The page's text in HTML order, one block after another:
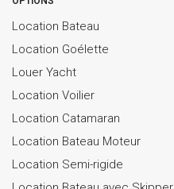
Location Bateau
Location Goélette
Louer Yacht
Location Voilier
Location Catamaran
Location Bateau Moteur
Location Semi-rigide